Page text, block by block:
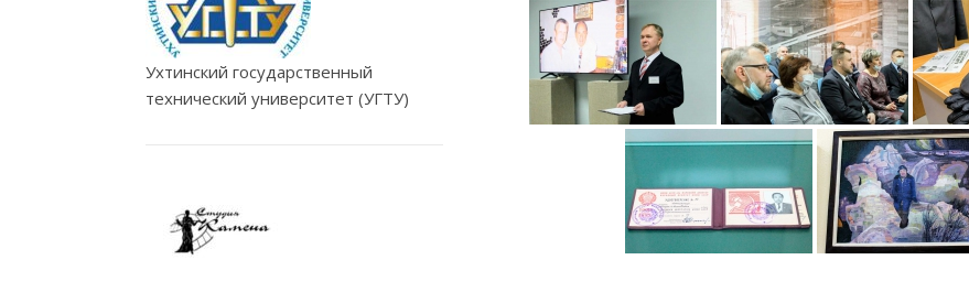
Ухтинский государственный
технический университет (УГТУ)